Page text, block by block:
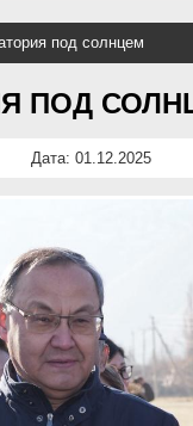
под солнцем
ПОД
Дата: 01.12.2025